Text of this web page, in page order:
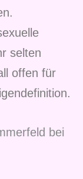
selten
offen für